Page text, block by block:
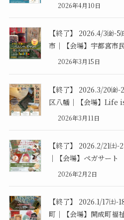
2026年4月10日
【終了】 2026.4/3㈮-
市｜【会場】宇都宮市
2026年3月15日
【終了】 2026.3/20
区八幡｜【会場】Life
2026年3月11日
【終了】 2026.2/21
｜【会場】ペガサート
2026年2月2日
【終了】 2026.1/17㈯
町｜【会場】開成町福